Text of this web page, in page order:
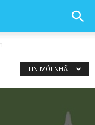
TIN MỚI NHẤT